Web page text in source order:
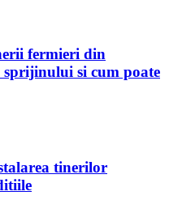
fermieri din
sprijinului si cum poate
tinerilor